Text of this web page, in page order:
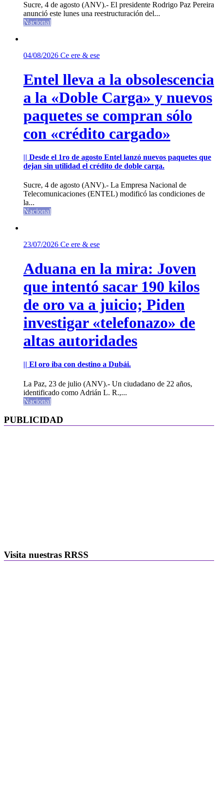
Sucre, 4 de agosto (ANV).- El presidente Rodrigo Paz Pereira
anunció este lunes una reestructuración del...
Nacional
04/08/2026 Ce ere & ese
Entel lleva a la obsolescencia
a la «Doble Carga» y nuevos
paquetes se compran sólo
con «crédito cargado»
|| Desde el 1ro de agosto Entel lanzó nuevos paquetes que
dejan sin utilidad el crédito de doble carga.
Sucre, 4 de agosto (ANV).- La Empresa Nacional de
Telecomunicaciones (ENTEL) modificó las condiciones de
la...
Nacional
23/07/2026 Ce ere & ese
Aduana en la mira: Joven
que intentó sacar 190 kilos
de oro va a juicio; Piden
investigar «telefonazo» de
altas autoridades
|| El oro iba con destino a Dubái.
La Paz, 23 de julio (ANV).- Un ciudadano de 22 años,
identificado como Adrián L. R.,...
Nacional
PUBLICIDAD
Visita nuestras RRSS